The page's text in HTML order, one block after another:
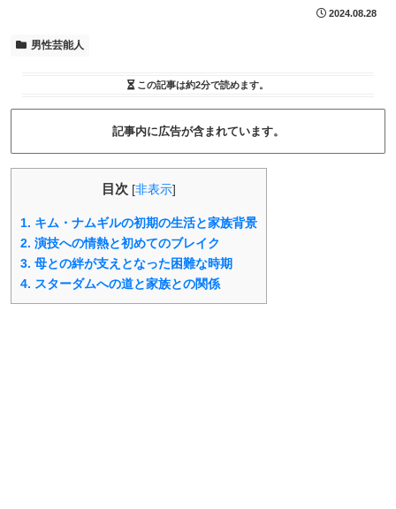
2024.08.28
男性芸能人
この記事は約2分で読めます。
記事内に広告が含まれています。
目次 [非表示]
1. キム・ナムギルの初期の生活と家族背景
2. 演技への情熱と初めてのブレイク
3. 母との絆が支えとなった困難な時期
4. スターダムへの道と家族との関係